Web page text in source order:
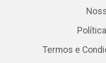
Termos e